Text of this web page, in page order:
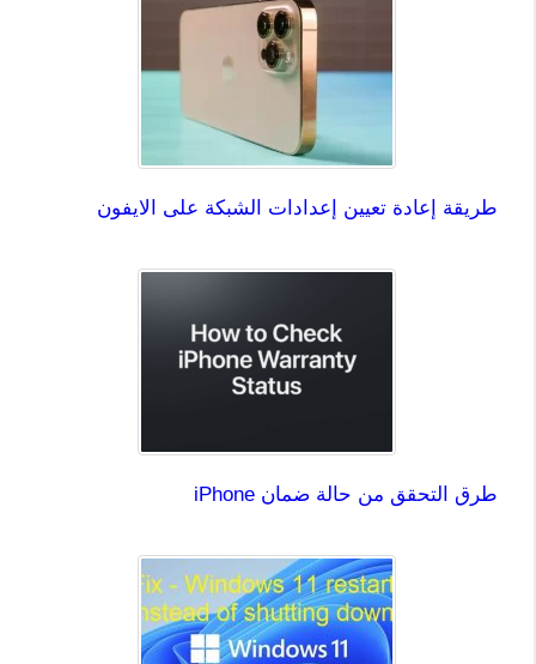
طريقة إعادة تعيين إعدادات الشبكة على الايفون
طرق التحقق من حالة ضمان iPhone